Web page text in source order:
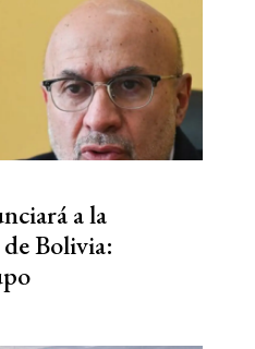
a la
Bolivia: